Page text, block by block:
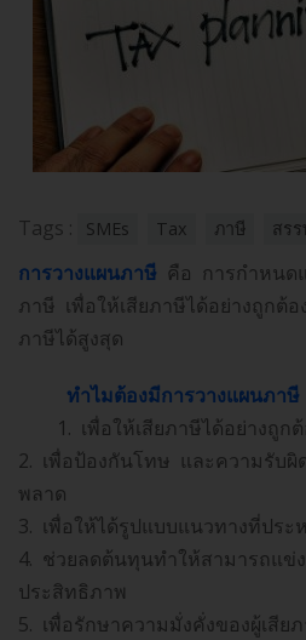
Tags : SMEs Tax ภาษี สร
การวางแผนภาษี คือ การกำหนด
ภาษี เพื่อให้เสียภาษีได้อย่างถูกต้
ภาษีได้สูงสุด
ทำไมต้องมีการวางแผนภาษี
1. เพื่อให้เสียภาษีได้อย่างถูกต้
2. เพื่อป้องกันโทษ และความรับผิ
พลาด
3. เพื่อให้ได้รูปแบบแนวทางที่ประ
4. ช่วยลดต้นทุนทำให้สามารถแข่
ประสิทธิภาพ
5. เพื่อรักษาความมั่งคั่งของผู้เสีย